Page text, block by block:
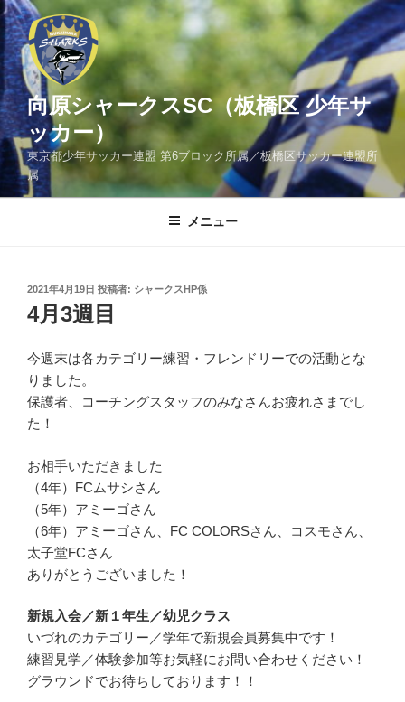
コ
ン
テ
ン
ツ
へ
ス
キ
向原シャークスSC（板橋区 少年サ
ッカー）
東京都少年サッカー連盟 第6ブロック所属／板橋区サッカー連盟所
属
メニュー
投
稿
日:
2021年4月19日 投稿者: シャークスHP係
4月3週目
今週末は各カテゴリー練習・フレンドリーでの活動とな
りました。
保護者、コーチングスタッフのみなさんお疲れさまでし
た！
お相手いただきました
（4年）FCムサシさん
（5年）アミーゴさん
（6年）アミーゴさん、FC COLORSさん、コスモさん、
太子堂FCさん
ありがとうございました！
新規入会／新１年生／幼児クラス
いづれのカテゴリー／学年で新規会員募集中です！
練習見学／体験参加等お気軽にお問い合わせください！
グラウンドでお待ちしております！！